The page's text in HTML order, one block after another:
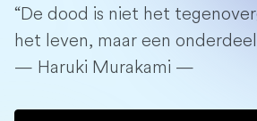
“De dood is niet het
het leven, maar een onderdeel
— Haruki Murakami —